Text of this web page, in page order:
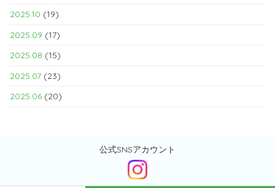
2025.10 (19)
2025.09 (17)
2025.08 (15)
2025.07 (23)
2025.06 (20)
公式SNSアカウント